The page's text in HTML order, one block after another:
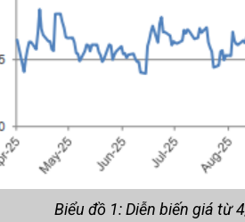
Biểu đồ 1: Diễn biến giá từ